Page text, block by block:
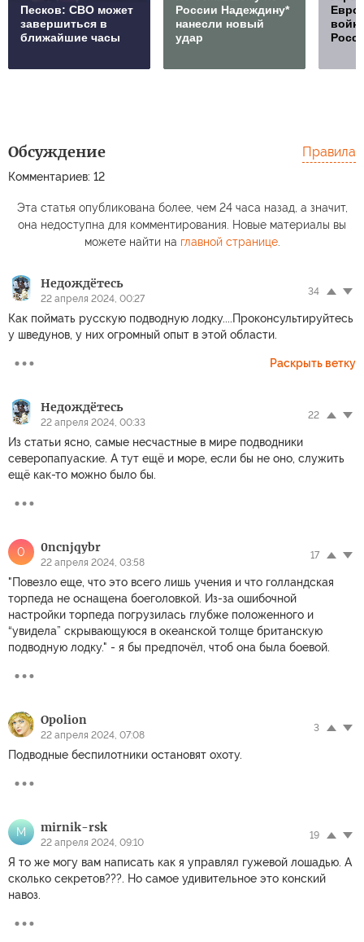
Песков: СВО может
завершиться в
ближайшие часы
России Надеждину*
нанесли новый
удар
Обсуждение
Комментариев: 12
Правила
Эта статья опубликована более, чем 24 часа назад, а значит,
она недоступна для комментирования. Новые материалы вы
можете найти на главной странице.
Недождётесь
22 апреля 2024, 00:27
34
Как поймать русскую подводную лодку....Проконсультируйтесь
у шведунов, у них огромный опыт в этой области.
Раскрыть ветку
Недождётесь
22 апреля 2024, 00:33
22
Из статьи ясно, самые несчастные в мире подводники
северопапуаские. А тут ещё и море, если бы не оно, служить
ещё как-то можно было бы.
0 0ncnjqybr
22 апреля 2024, 03:58
17
"Повезло еще, что это всего лишь учения и что голландская
торпеда не оснащена боеголовкой. Из-за ошибочной
настройки торпеда погрузилась глубже положенного и
“увидела” скрывающуюся в океанской толще британскую
подводную лодку." - я бы предпочёл, чтоб она была боевой.
Opolion
22 апреля 2024, 07:08
3
Подводные беспилотники остановят охоту.
M mirnik-rsk
22 апреля 2024, 09:10
19
Я то же могу вам написать как я управлял гужевой лошадью. А
сколько секретов???. Но самое удивительное это конский
навоз.